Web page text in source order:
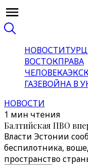
НОВОСТИ
ВОСТОКПРАВА
ЧЕЛОВЕКА
ГАЗЕВОЙНА В
НОВОСТИ
1 мин чтения
Балтийская ПВО
Власти Эстонии
беспилотника,
пространство